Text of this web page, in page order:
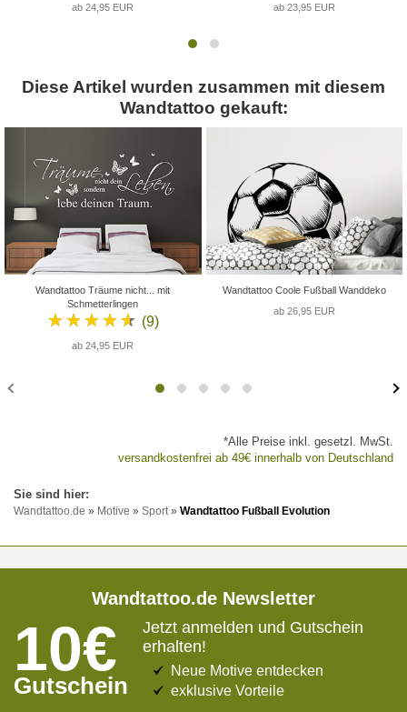
ab 24,95 EUR ab 23,95 EUR
Diese Artikel wurden zusammen mit diesem
Wandtattoo gekauft:
Wandtattoo Träume nicht... mit
Schmetterlingen
★★★★★ (9)
ab 24,95 EUR
Wandtattoo Coole Fußball Wanddeko
ab 26,95 EUR
*Alle Preise inkl. gesetzl. MwSt.
versandkostenfrei ab 49€ innerhalb von Deutschland
Wandtattoo.de » Motive » Sport » Wandtattoo Fußball Evolution
Wandtattoo.de Newsletter
10€
Gutschein
Jetzt anmelden und Gutschein
erhalten!
Neue Motive entdecken
exklusive Vorteile